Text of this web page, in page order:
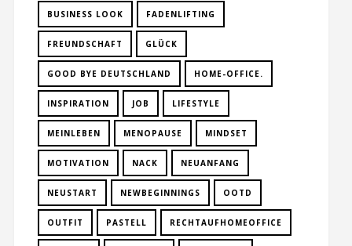
BUSINESS LOOK FADENLIFTING
FREUNDSCHAFT GLÜCK
GOOD BYE DEUTSCHLAND HOME-OFFICE.
INSPIRATION JOB LIFESTYLE
MEINLEBEN MENOPAUSE MINDSET
MOTIVATION NACK NEUANFANG
NEUSTART NEWBEGINNINGS OOTD
OUTFIT PASTELL RECHTAUFHOMEOFFICE